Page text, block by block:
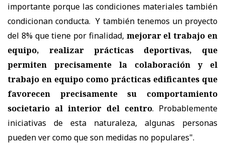
importante porque las condiciones materiales también
condicionan conducta. Y también tenemos un proyecto
del 8% que tiene por finalidad, mejorar el trabajo en
equipo, realizar prácticas deportivas, que
permiten precisamente la colaboración y el
trabajo en equipo como prácticas edificantes que
favorecen precisamente su comportamiento
societario al interior del centro. Probablemente
iniciativas de esta naturaleza, algunas personas
pueden ver como que son medidas no populares".